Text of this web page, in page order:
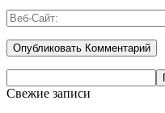
Свежие записи